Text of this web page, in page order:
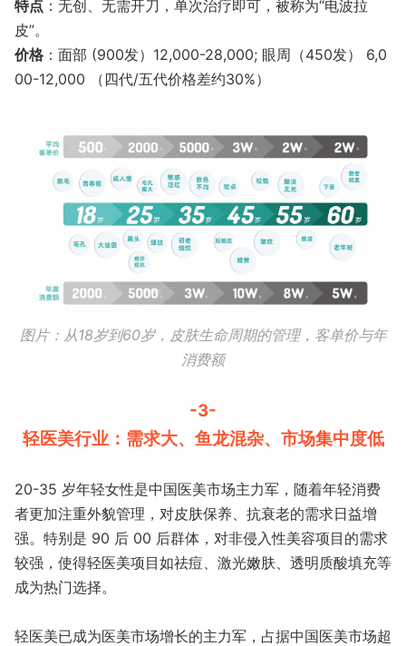
特点 ​：无创、无需开刀，单次治疗即可，被称为“电波拉
皮”。
价格 ：面部 (900发）12,000-28,000; 眼周（450发） 6,0
00-12,000 （四代/五代价格差约30%）
图片：从18岁到60岁，皮肤生命周期的管理，客单价与年
消费额
-3-
轻医美行业：需求大、鱼龙混杂、市场集中度低
20-35 岁年轻女性是中国医美市场主力军，随着年轻消费
者更加注重外貌管理，对皮肤保养、抗衰老的需求日益增
强。特别是 90 后 00 后群体，对非侵入性美容项目的需求
较强，使得轻医美项目如祛痘、激光嫩肤、透明质酸填充等
成为热门选择。
轻医美已成为医美市场增长的主力军，占据中国医美市场超